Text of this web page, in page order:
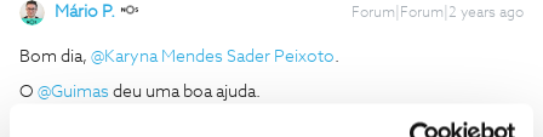
Mário P. Forum|Forum|2 years ago
Bom dia, @Karyna Mendes Sader Peixoto.
O @Guimas deu uma boa ajuda.
Por favor, desloque-se à bilheteira dos cinemas NOS e apresente